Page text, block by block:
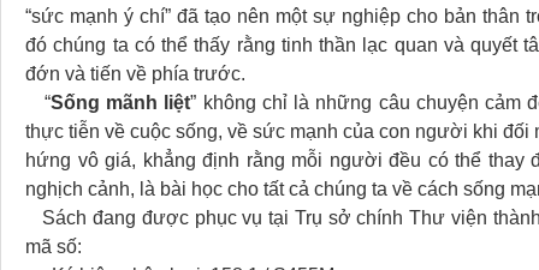
“sức mạnh ý chí” đã tạo nên một sự nghiệp cho bản
đó chúng ta có thể thấy rằng tinh thần lạc quan và quyết
đớn và tiến về phía trước.
“Sống mãnh liệt” không chỉ là những câu chuyện cảm
thực tiễn về cuộc sống, về sức mạnh của con người khi
hứng vô giá, khẳng định rằng mỗi người đều có thể thay
nghịch cảnh, là bài học cho tất cả chúng ta về cách sống
Sách đang được phục vụ tại Trụ sở chính Thư viện
mã số: